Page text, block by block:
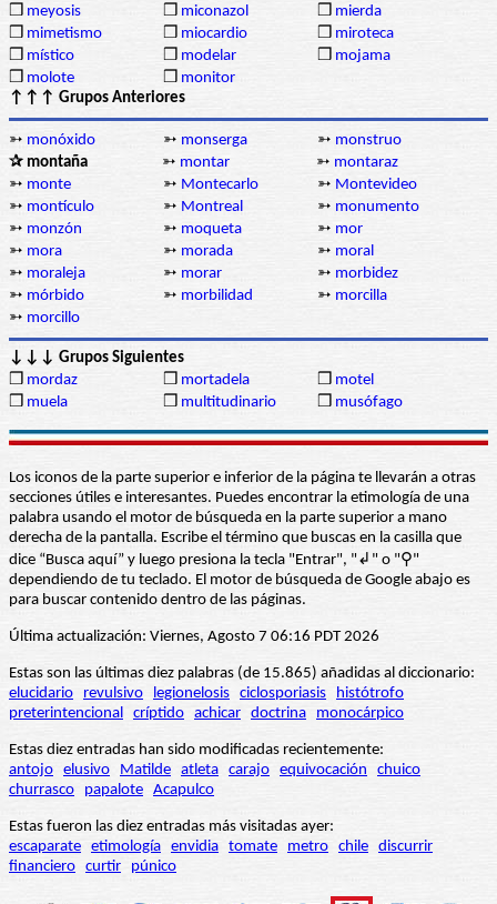
❒ meyosis ❒ miconazol ❒ mierda
❒ mimetismo ❒ miocardio ❒ miroteca
❒ místico ❒ modelar ❒ mojama
❒ molote ❒ monitor
↑↑↑ Grupos Anteriores
➳ monóxido ➳ monserga ➳ monstruo
✰ montaña
➳ montar ➳ montaraz
➳ monte ➳ Montecarlo ➳ Montevideo
➳ montículo ➳ Montreal ➳ monumento
➳ monzón ➳ moqueta ➳ mor
➳ mora ➳ morada ➳ moral
➳ moraleja ➳ morar ➳ morbidez
➳ mórbido ➳ morbilidad ➳ morcilla
➳ morcillo
↓↓↓ Grupos Siguientes
❒ mordaz ❒ mortadela ❒ motel
❒ muela ❒ multitudinario ❒ musófago
Los iconos de la parte superior e inferior de la página te llevarán a otras
secciones útiles e interesantes. Puedes encontrar la etimología de una
palabra usando el motor de búsqueda en la parte superior a mano
derecha de la pantalla. Escribe el término que buscas en la casilla que
dice “Busca aquí” y luego presiona la tecla "Entrar", "↲" o "⚲"
dependiendo de tu teclado. El motor de búsqueda de Google abajo es
para buscar contenido dentro de las páginas.
Última actualización: Viernes, Agosto 7 06:16 PDT 2026
Estas son las últimas diez palabras (de 15.865) añadidas al diccionario:
elucidario
revulsivo legionelosis ciclosporiasis
histótrofo
preterintencional críptido achicar doctrina monocárpico
Estas diez entradas han sido modificadas recientemente:
antojo elusivo Matilde atleta carajo equivocación
chuico
churrasco
papalote Acapulco
Estas fueron las diez entradas más visitadas ayer:
escaparate etimología envidia tomate metro chile discurrir
financiero curtir púnico